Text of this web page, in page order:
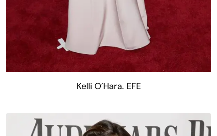
Kelli O’Hara. EFE